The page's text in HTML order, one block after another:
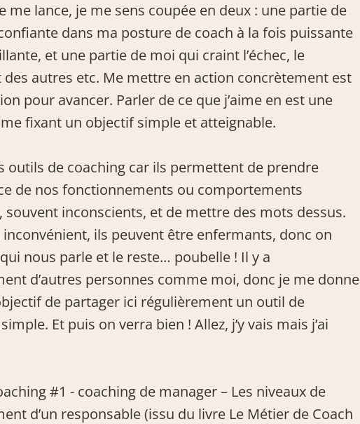
me lance, je me sens coupée en deux : une partie de
dans ma posture de coach à la fois puissante
et une partie de moi qui craint l’échec, le
des autres etc. Me mettre en action concrètement est
pour avancer. Parler de ce que j’aime en est une
fixant un objectif simple et atteignable.
outils de coaching car ils permettent de prendre
de nos fonctionnements ou comportements
souvent inconscients, et de mettre des mots dessus.
ils peuvent être enfermants, donc on
nous parle et le reste… poubelle ! Il y a
d’autres personnes comme moi, donc je me donne
de partager ici régulièrement un outil de
Et puis on verra bien ! Allez, j’y vais mais j’ai
#1 - coaching de manager – Les niveaux de
d’un responsable (issu du livre Le Métier de Coach